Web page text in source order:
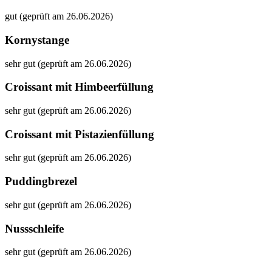
gut (geprüft am 26.06.2026)
Kornystange
sehr gut (geprüft am 26.06.2026)
Croissant mit Himbeerfüllung
sehr gut (geprüft am 26.06.2026)
Croissant mit Pistazienfüllung
sehr gut (geprüft am 26.06.2026)
Puddingbrezel
sehr gut (geprüft am 26.06.2026)
Nussschleife
sehr gut (geprüft am 26.06.2026)